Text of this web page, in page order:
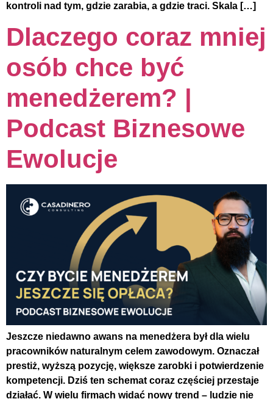
kontroli nad tym, gdzie zarabia, a gdzie traci. Skala […]
Dlaczego coraz mniej
osób chce być
menedżerem? |
Podcast Biznesowe
Ewolucje
Jeszcze niedawno awans na menedżera był dla wielu
pracowników naturalnym celem zawodowym. Oznaczał
prestiż, wyższą pozycję, większe zarobki i potwierdzenie
kompetencji. Dziś ten schemat coraz częściej przestaje
działać. W wielu firmach widać nowy trend – ludzie nie